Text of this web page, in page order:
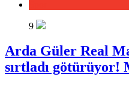
9
Arda Güler Real
sırtladı götürüyor!